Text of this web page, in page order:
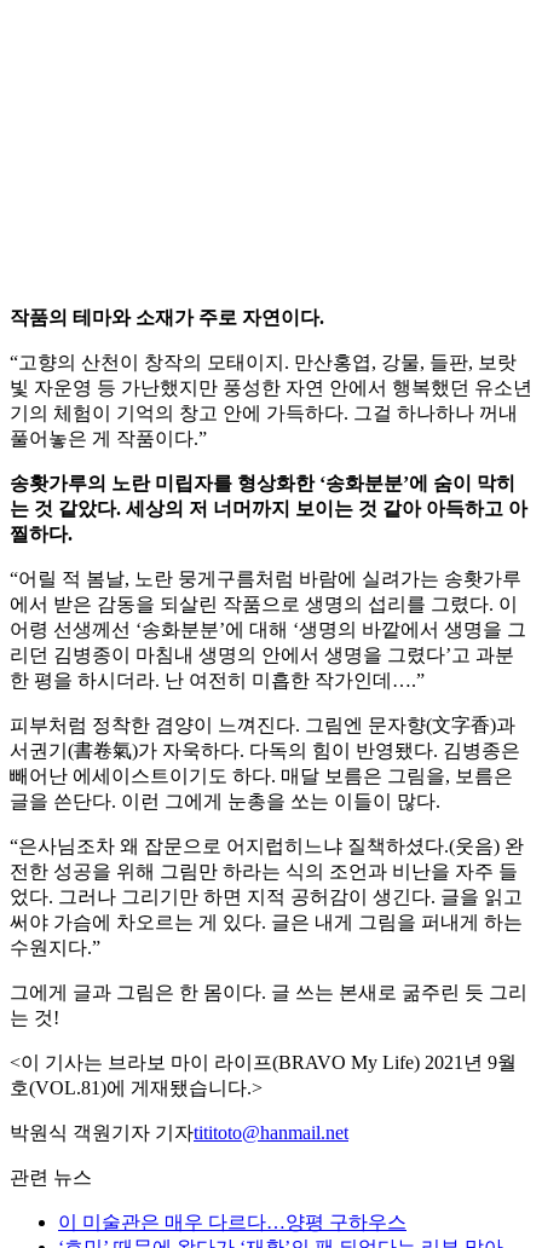
작품의 테마와 소재가 주로 자연이다.
“고향의 산천이 창작의 모태이지. 만산홍엽, 강물, 들판, 보랏
빛 자운영 등 가난했지만 풍성한 자연 안에서 행복했던 유소년
기의 체험이 기억의 창고 안에 가득하다. 그걸 하나하나 꺼내
풀어놓은 게 작품이다.”
송홧가루의 노란 미립자를 형상화한 ‘송화분분’에 숨이 막히
는 것 같았다. 세상의 저 너머까지 보이는 것 같아 아득하고 아
찔하다.
“어릴 적 봄날, 노란 뭉게구름처럼 바람에 실려가는 송홧가루
에서 받은 감동을 되살린 작품으로 생명의 섭리를 그렸다. 이
어령 선생께선 ‘송화분분’에 대해 ‘생명의 바깥에서 생명을 그
리던 김병종이 마침내 생명의 안에서 생명을 그렸다’고 과분
한 평을 하시더라. 난 여전히 미흡한 작가인데….”
피부처럼 정착한 겸양이 느껴진다. 그림엔 문자향(文字香)과
서권기(書卷氣)가 자욱하다. 다독의 힘이 반영됐다. 김병종은
빼어난 에세이스트이기도 하다. 매달 보름은 그림을, 보름은
글을 쓴단다. 이런 그에게 눈총을 쏘는 이들이 많다.
“은사님조차 왜 잡문으로 어지럽히느냐 질책하셨다.(웃음) 완
전한 성공을 위해 그림만 하라는 식의 조언과 비난을 자주 들
었다. 그러나 그리기만 하면 지적 공허감이 생긴다. 글을 읽고
써야 가슴에 차오르는 게 있다. 글은 내게 그림을 퍼내게 하는
수원지다.”
그에게 글과 그림은 한 몸이다. 글 쓰는 본새로 굶주린 듯 그리
는 것!
<이 기사는 브라보 마이 라이프(BRAVO My Life) 2021년 9월
호(VOL.81)에 게재됐습니다.>
박원식 객원기자 기자tititoto@hanmail.net
관련 뉴스
이 미술관은 매우 다르다…양평 구하우스